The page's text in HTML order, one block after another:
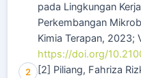
pada Lingkungan
Perkembangan
Kimia Terapan, 2023;
https://doi.org/
2
[2] Piliang, Fahriza